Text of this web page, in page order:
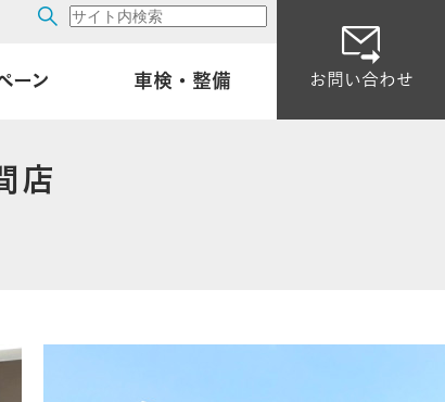
ーン 車検・整備 お問い合わせ
店